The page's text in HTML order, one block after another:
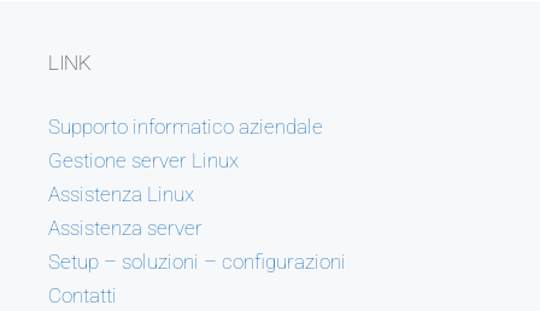
LINK
Supporto informatico aziendale
Gestione server Linux
Assistenza Linux
Assistenza server
Setup – soluzioni – configurazioni
Contatti